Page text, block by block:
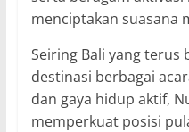
menciptakan suasana
Seiring Bali yang terus
destinasi berbagai
dan gaya hidup aktif,
memperkuat posisi